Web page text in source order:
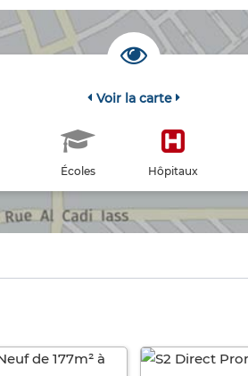
Voir la carte
Écoles Hôpitaux